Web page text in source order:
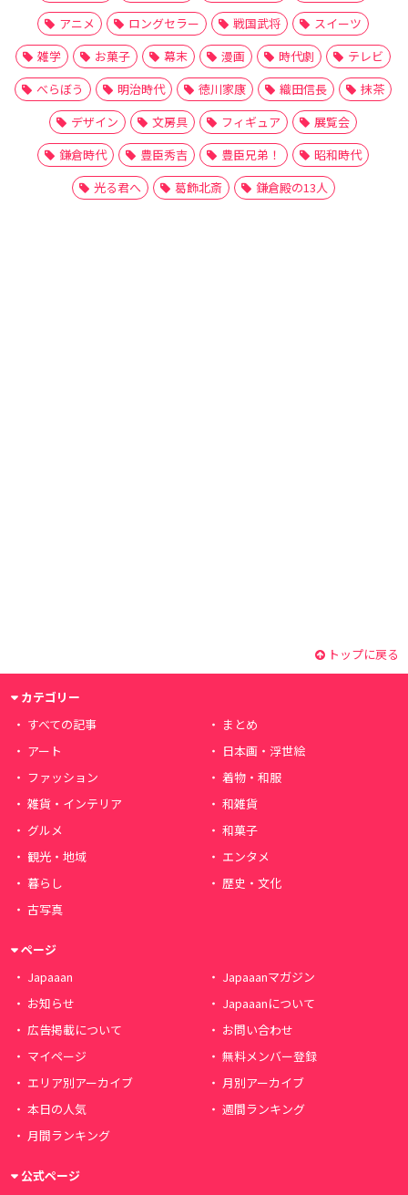
アニメ
ロングセラー 戦国武将
スイーツ
雑学
お菓子 幕末 漫画 時代劇
テレビ
べらぼう
明治時代 徳川家康 織田信長
抹茶
デザイン
文房具 フィギュア
展覧会
鎌倉時代
豊臣秀吉 豊臣兄弟！
昭和時代
光る君へ
葛飾北斎 鎌倉殿の13人
トップに戻る
カテゴリー
すべての記事
まとめ
アート
日本画・浮世絵
ファッション
着物・和服
雑貨・インテリア
和雑貨
グルメ
和菓子
観光・地域
エンタメ
暮らし
歴史・文化
古写真
ページ
Japaaan
Japaaanマガジン
お知らせ
Japaaanについて
広告掲載について
お問い合わせ
マイページ
無料メンバー登録
エリア別アーカイブ
月別アーカイブ
本日の人気
週間ランキング
月間ランキング
公式ページ